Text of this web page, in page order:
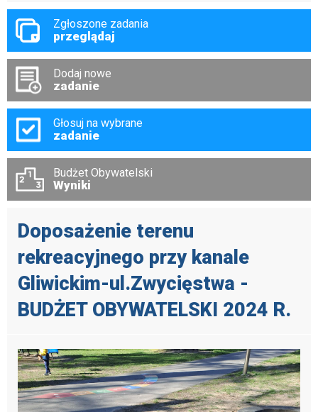
Zgłoszone zadania
przeglądaj
Dodaj nowe
zadanie
Głosuj na wybrane
zadanie
Budżet Obywatelski
Wyniki
Doposażenie terenu
rekreacyjnego przy kanale
Gliwickim-ul.Zwycięstwa -
BUDŻET OBYWATELSKI 2024 R.